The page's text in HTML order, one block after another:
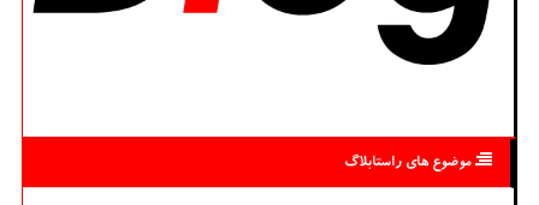
موضوع های راستابلاگ